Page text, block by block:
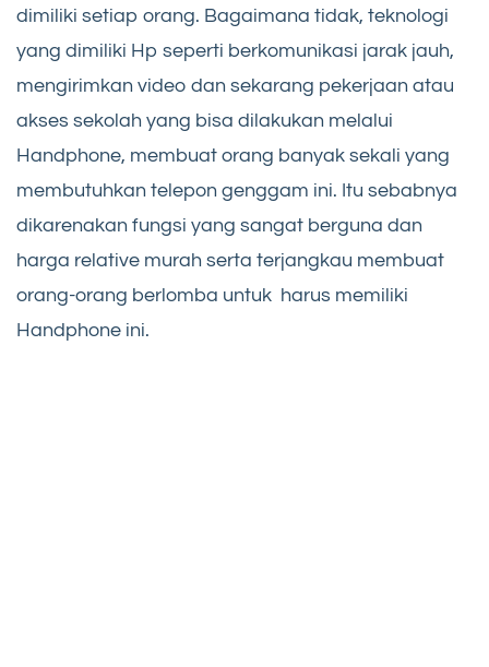
dimiliki setiap orang. Bagaimana tidak, teknologi
yang dimiliki Hp seperti berkomunikasi jarak jauh,
mengirimkan video dan sekarang pekerjaan atau
akses sekolah yang bisa dilakukan melalui
Handphone, membuat orang banyak sekali yang
membutuhkan telepon genggam ini. Itu sebabnya
dikarenakan fungsi yang sangat berguna dan
harga relative murah serta terjangkau membuat
orang-orang berlomba untuk harus memiliki
Handphone ini.